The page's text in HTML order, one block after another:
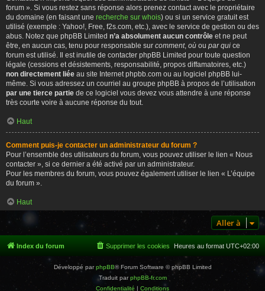
forum ». Si vous restez sans réponse alors prenez contact avec le propriétaire
du domaine (en faisant une recherche sur whois) ou si un service gratuit est
utilisé (exemple : Yahoo!, Free, f2s.com, etc.), avec le service de gestion ou des
abus. Notez que phpBB Limited n’a absolument aucun contrôle et ne peut
être, en aucun cas, tenu pour responsable sur comment, où ou par qui ce
forum est utilisé. Il est inutile de contacter phpBB Limited pour toute question
légale (cessions et désistements, responsabilité, propos diffamatoires, etc.)
non directement liée au site Internet phpbb.com ou au logiciel phpBB lui-
même. Si vous adressez un courriel au groupe phpBB à propos de l’utilisation
par une tierce partie de ce logiciel vous devez vous attendre à une réponse
très courte voire à aucune réponse du tout.
Haut
Comment puis-je contacter un administrateur du forum ?
Pour l’ensemble des utilisateurs du forum, vous pouvez utiliser le lien « Nous
contacter », si ce dernier a été activé par un administrateur.
Pour les membres du forum, vous pouvez également utiliser le lien « L’équipe
du forum ».
Haut
Aller à
Index du forum Heures au format UTC+02:00
Supprimer les cookies
Développé parphpBB® Forum Software © phpBB Limited
Traduit parphpBB-fr.com
Confidentialité | Conditions